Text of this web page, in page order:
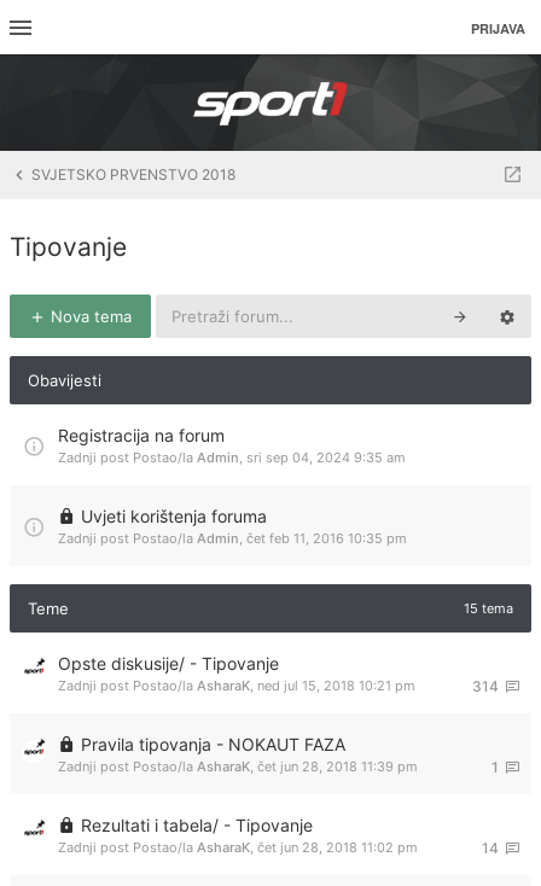
PRIJAVA
SVJETSKO PRVENSTVO 2018
Tipovanje
Nova tema
Obavijesti
Registracija na forum
Zadnji post Postao/la Admin, sri sep 04, 2024 9:35 am
Uvjeti korištenja foruma
Zadnji post Postao/la Admin, čet feb 11, 2016 10:35 pm
Teme 15 tema
Opste diskusije/ - Tipovanje
314
Zadnji post Postao/la AsharaK, ned jul 15, 2018 10:21 pm
Pravila tipovanja - NOKAUT FAZA
1
Zadnji post Postao/la AsharaK, čet jun 28, 2018 11:39 pm
Rezultati i tabela/ - Tipovanje
14
Zadnji post Postao/la AsharaK, čet jun 28, 2018 11:02 pm